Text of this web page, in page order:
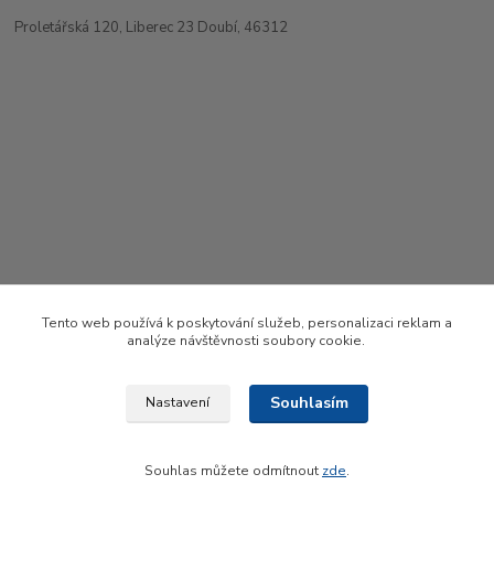
Proletářská 120, Liberec 23 Doubí, 46312
Tento web používá k poskytování služeb, personalizaci reklam a
analýze návštěvnosti soubory cookie.
Nastavení Souhlasím
Souhlas můžete odmítnout zde.